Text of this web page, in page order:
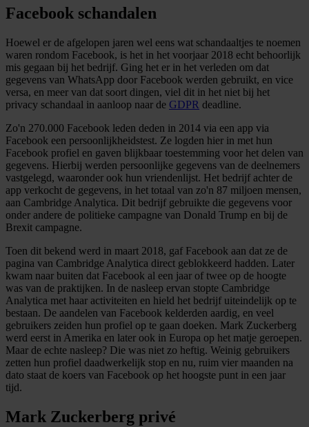
Facebook schandalen
Hoewel er de afgelopen jaren wel eens wat schandaaltjes te noemen
waren rondom Facebook, is het in het voorjaar 2018 echt behoorlijk
mis gegaan bij het bedrijf. Ging het er in het verleden om dat
gegevens van WhatsApp door Facebook werden gebruikt, en vice
versa, en meer van dat soort dingen, viel dit in het niet bij het
privacy schandaal in aanloop naar de GDPR deadline.
Zo'n 270.000 Facebook leden deden in 2014 via een app via
Facebook een persoonlijkheidstest. Ze logden hier in met hun
Facebook profiel en gaven blijkbaar toestemming voor het delen van
gegevens. Hierbij werden persoonlijke gegevens van de deelnemers
vastgelegd, waaronder ook hun vriendenlijst. Het bedrijf achter de
app verkocht de gegevens, in het totaal van zo'n 87 miljoen mensen,
aan Cambridge Analytica. Dit bedrijf gebruikte die gegevens voor
onder andere de politieke campagne van Donald Trump en bij de
Brexit campagne.
Toen dit bekend werd in maart 2018, gaf Facebook aan dat ze de
pagina van Cambridge Analytica direct geblokkeerd hadden. Later
kwam naar buiten dat Facebook al een jaar of twee op de hoogte
was van de praktijken. In de nasleep ervan stopte Cambridge
Analytica met haar activiteiten en hield het bedrijf uiteindelijk op te
bestaan. De aandelen van Facebook kelderden aardig, en veel
gebruikers zeiden hun profiel op te gaan doeken. Mark Zuckerberg
werd eerst in Amerika en later ook in Europa op het matje geroepen.
Maar de echte nasleep? Die was niet zo heftig. Weinig gebruikers
zetten hun profiel daadwerkelijk stop en nu, ruim vier maanden na
dato staat de koers van Facebook op het hoogste punt in een jaar
tijd.
Mark Zuckerberg privé